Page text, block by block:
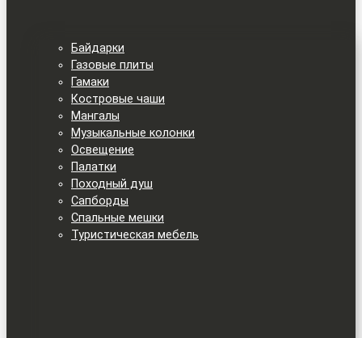
Байдарки
Газовые плиты
Гамаки
Костровые чаши
Мангалы
Музыкальные колонки
Освещение
Палатки
Походный душ
Сапборды
Спальные мешки
Туристическая мебель